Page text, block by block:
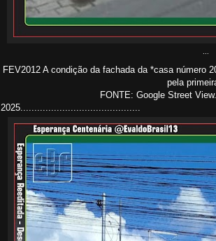
FEV2012 A condição da fachada da *casa número
pela
FONTE: Google Street
2025...........................................